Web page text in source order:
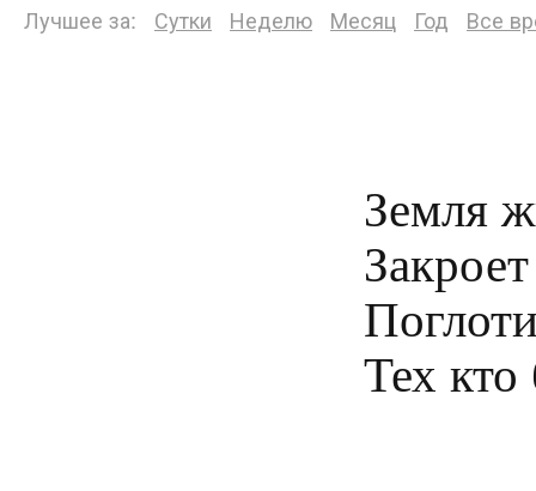
Лучшее за: Сутки Неделю Месяц Год Все
Земля